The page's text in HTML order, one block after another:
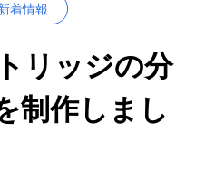
着情報
リッジの分
制作しまし